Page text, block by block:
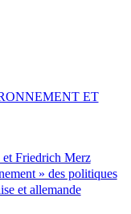
Friedrich Merz
» des politiques
et allemande
ET